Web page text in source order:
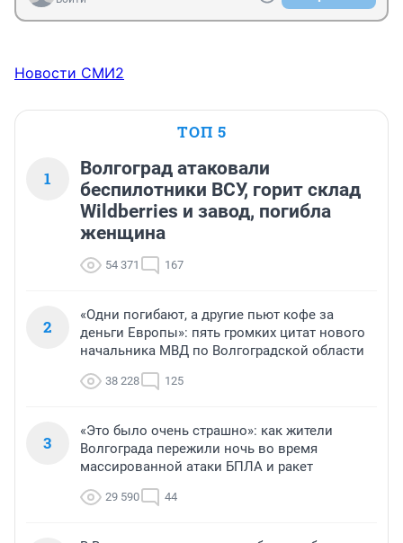
Новости СМИ2
ТОП 5
1
Волгоград атаковали
беспилотники ВСУ, горит склад
Wildberries и завод, погибла
женщина
54 371 167
2
«Одни погибают, а другие пьют кофе за
деньги Европы»: пять громких цитат нового
начальника МВД по Волгоградской области
38 228 125
3
«Это было очень страшно»: как жители
Волгограда пережили ночь во время
массированной атаки БПЛА и ракет
29 590 44